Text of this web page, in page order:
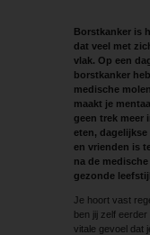
Borstkanker is
dat veel met
vlak. Op een
borstkanker
medische
maakt je
geen trek meer
eten,
en vrienden is
na de
gezonde
Je hoort vast
ben jij zelf
vitale gevoel dat